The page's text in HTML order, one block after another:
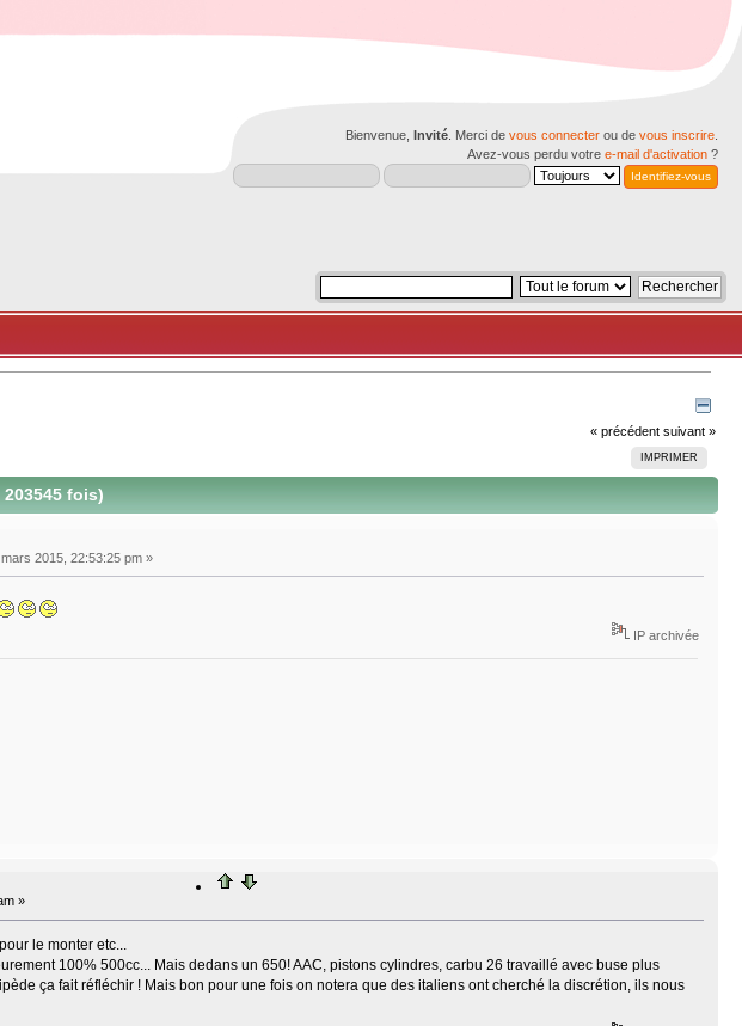
Bienvenue, Invité . Merci de vous connecter ou de vous inscrire
Avez-vous perdu votre e-mail d'activation ?
« précédent suivant »
IMPRIMER
fois)
2015, 22:53:25 pm »
IP archivée
»
le monter etc...
100% 500cc... Mais dedans un 650! AAC, pistons cylindres, carbu 26 travaillé avec buse plus
ça fait réfléchir ! Mais bon pour une fois on notera que des italiens ont cherché la discrétion, ils nous